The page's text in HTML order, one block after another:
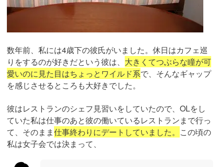
数年前、私には4歳下の彼氏がいました。休日はカフェ巡
りをするのが好きだという彼は、 大きくてつぶらな瞳が可
愛いのに見た目はちょっとワイルド系で、そんなギャップ
を感じさせるところも大好きでした。
彼はレストランのシェフ見習いをしていたので、OLをし
ていた私は仕事のあと彼の働いているレストランまで行っ
て、そのまま仕事終わりにデートしていました。 この頃の
私は女子会では決まって、